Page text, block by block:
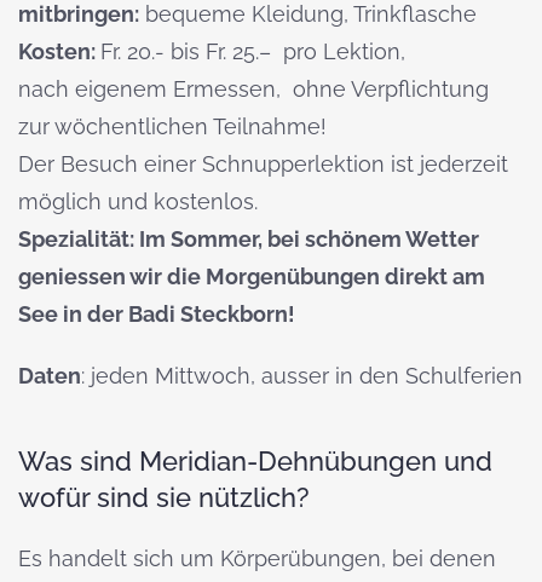
mitbringen: bequeme Kleidung, Trinkflasche
Kosten: Fr. 20.- bis Fr. 25.– pro Lektion,
nach eigenem Ermessen, ohne Verpflichtung
zur wöchentlichen Teilnahme!
Der Besuch einer Schnupperlektion ist jederzeit
möglich und kostenlos.
Spezialität: Im Sommer, bei schönem Wetter
geniessen wir die Morgenübungen direkt am
See in der Badi Steckborn!
Daten: jeden Mittwoch, ausser in den Schulferien
Was sind Meridian-Dehnübungen und
wofür sind sie nützlich?
Es handelt sich um Körperübungen, bei denen